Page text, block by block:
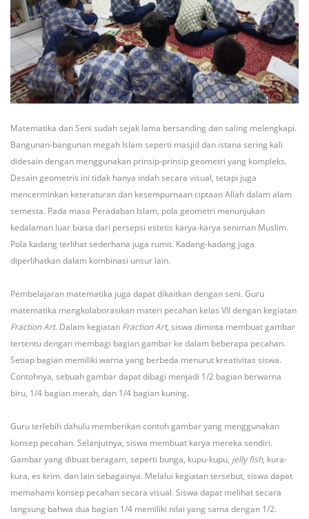
Matematika dan Seni sudah sejak lama bersanding dan saling melengkapi.
Bangunan-bangunan megah Islam seperti masjid dan istana sering kali
didesain dengan menggunakan prinsip-prinsip geometri yang kompleks.
Desain geometris ini tidak hanya indah secara visual, tetapi juga
mencerminkan keteraturan dan kesempurnaan ciptaan Allah dalam alam
semesta. Pada masa Peradaban Islam, pola geometri menunjukan
kedalaman luar biasa dari persepsi estetis karya-karya seniman Muslim.
Pola kadang terlihat sederhana juga rumit. Kadang-kadang juga
diperlihatkan dalam kombinasi unsur lain.
Pembelajaran matematika juga dapat dikaitkan dengan seni. Guru
matematika mengkolaborasikan materi pecahan kelas VII dengan kegiatan
Fraction Art. Dalam kegiatan Fraction Art, siswa diminta membuat gambar
tertentu dengan membagi bagian gambar ke dalam beberapa pecahan.
Setiap bagian memiliki warna yang berbeda menurut kreativitas siswa.
Contohnya, sebuah gambar dapat dibagi menjadi 1/2 bagian berwarna
biru, 1/4 bagian merah, dan 1/4 bagian kuning.
Guru terlebih dahulu memberikan contoh gambar yang menggunakan
konsep pecahan. Selanjutnya, siswa membuat karya mereka sendiri.
Gambar yang dibuat beragam, seperti bunga, kupu-kupu, jelly fish, kura-
kura, es krim. dan lain sebagainya. Melalui kegiatan tersebut, siswa dapat
memahami konsep pecahan secara visual. Siswa dapat melihat secara
langsung bahwa dua bagian 1/4 memiliki nilai yang sama dengan 1/2.